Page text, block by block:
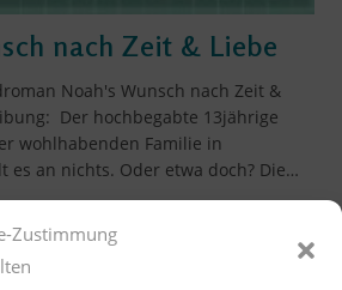
Zustimmung
nach Zeit & Liebe
Noah's Wunsch nach Zeit &
Der hochbegabte 13jährige
wohlhabenden Familie in
es an nichts. Oder etwa doch? Die…